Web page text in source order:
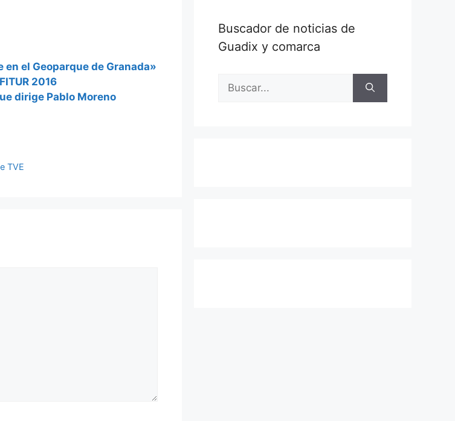
en el Geoparque de Granada»
2016
dirige Pablo Moreno
TVE
Buscador de noticias de
Guadix y comarca
Buscar: